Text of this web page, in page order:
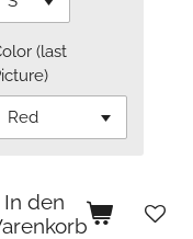
(last
In den